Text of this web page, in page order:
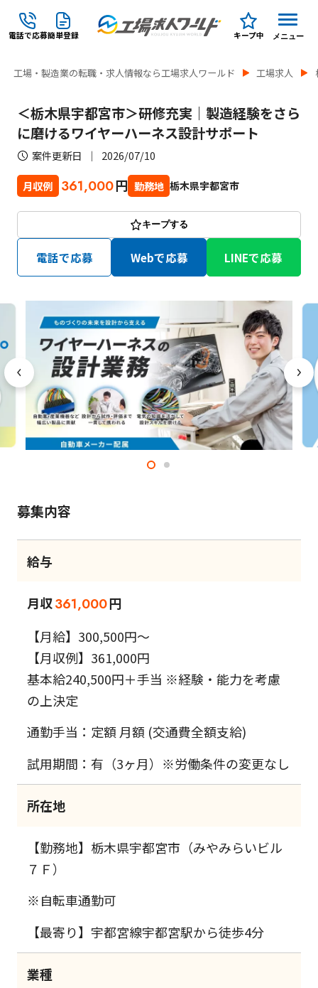
電話で応募簡単登録 キープ中 メニュー
工場・製造業の転職・求人情報なら工場求人ワールド 工場求人
＜栃木県宇都宮市＞研修充実｜製造経験をさら
に磨けるワイヤーハーネス設計サポート
案件更新日 2026/07/10
月収例 361,000円 勤務地 栃木県宇都宮市
キープする
電話で応募 Webで応募 LINEで応募
募集内容
給与
月収361,000円
【月給】300,500円～
【月収例】361,000円
基本給240,500円＋手当 ※経験・能力を考慮
の上決定
通勤手当：定額 月額 (交通費全額支給)
試用期間：有（3ヶ月）※労働条件の変更なし
所在地
【勤務地】栃木県宇都宮市（みやみらいビル
７Ｆ）
※自転車通勤可
【最寄り】宇都宮線宇都宮駅から徒歩4分
業種